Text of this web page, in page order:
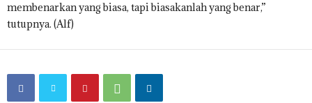
membenarkan yang biasa, tapi biasakanlah yang benar,”
tutupnya. (Alf)